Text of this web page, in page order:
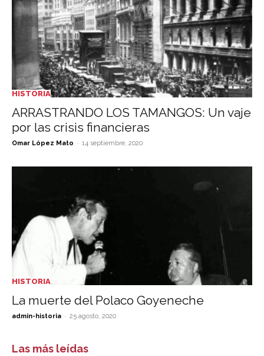
HISTORIA
ARRASTRANDO LOS TAMANGOS: Un vaje
por las crisis financieras
Omar López Mato - 14 septiembre, 2020
HISTORIA
La muerte del Polaco Goyeneche
admin-historia - 25 agosto, 2020
Las más leídas